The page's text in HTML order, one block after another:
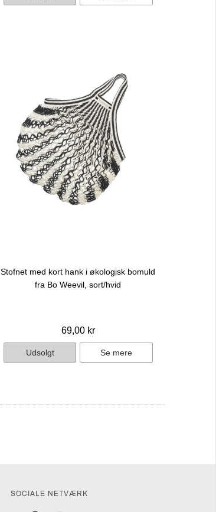
Stofnet med kort hank i økologisk bomuld
fra Bo Weevil, sort/hvid
69,00 kr
Udsolgt Se mere
SOCIALE NETVÆRK